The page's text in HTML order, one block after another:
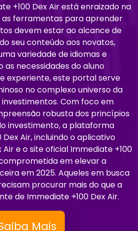
+100 Dex Air está enraizado na
as ferramentas para aprender
devem estar ao alcance de
seu conteúdo aos novatos,
variedade de idiomas e
as necessidades do aluno
experiente, este portal serve
no complexo universo da
Com foco em
robusta dos princípios
investimento, a plataforma
Dex Air, incluindo o aplicativo
Air e o site oficial Immediate +100
em elevar a
em 2025. Aqueles em busca
procurar mais do que a
de Immediate +100 Dex Air.
Mais